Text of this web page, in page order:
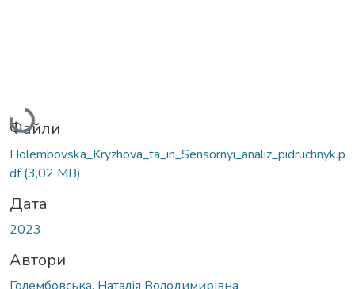
Вантажиться...
Файли
Holembovska_Kryzhova_ta_in_Sensornyi_analiz_pidruchnyk.p
df(3,02 MB)
Дата
2023
Автори